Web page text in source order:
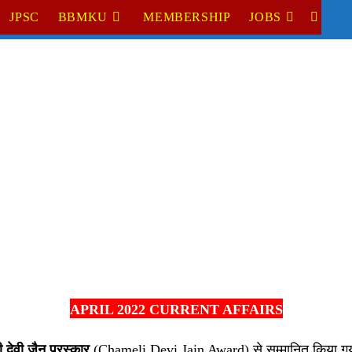
JPSC BBMKU MEMBERSHIP JOBS
APRIL 2022 CURRENT AFFAIRS